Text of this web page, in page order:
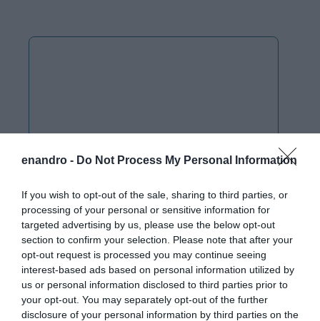
enandro - Do Not Process My Personal Information
If you wish to opt-out of the sale, sharing to third parties, or
processing of your personal or sensitive information for
targeted advertising by us, please use the below opt-out
section to confirm your selection. Please note that after your
opt-out request is processed you may continue seeing
interest-based ads based on personal information utilized by
us or personal information disclosed to third parties prior to
your opt-out. You may separately opt-out of the further
disclosure of your personal information by third parties on the